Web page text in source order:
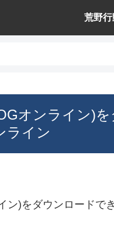
荒野行
オンライン)
ライン
ン)をダウンロードで